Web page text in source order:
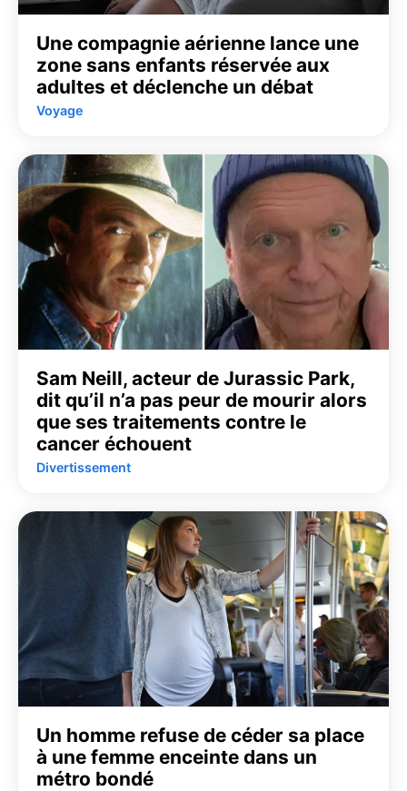
Une compagnie aérienne lance une
zone sans enfants réservée aux
adultes et déclenche un débat
Voyage
Sam Neill, acteur de Jurassic Park,
dit qu’il n’a pas peur de mourir alors
que ses traitements contre le
cancer échouent
Divertissement
Un homme refuse de céder sa place
à une femme enceinte dans un
métro bondé